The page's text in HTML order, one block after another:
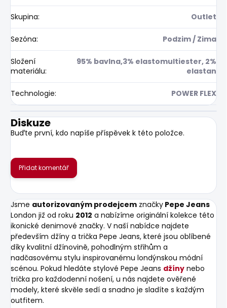
Skupina: Outlet
Sezóna: Podzim / Zima
Složení
materiálu:
95% bavlna,3% elastomultiester, 2%
elastan
Technologie: POWER FLEX
Diskuze
Buďte první, kdo napíše příspěvek k této položce.
Přidat komentář
Jsme autorizovaným prodejcem značky Pepe Jeans
London již od roku 2012 a nabízíme originální kolekce této
ikonické denimové značky. V naší nabídce najdete
především džíny a trička Pepe Jeans, které jsou oblíbené
díky kvalitní džínovině, pohodlným střihům a
nadčasovému stylu inspirovanému londýnskou módní
scénou. Pokud hledáte stylové Pepe Jeans džíny nebo
trička pro každodenní nošení, u nás najdete ověřené
modely, které skvěle sedí a snadno je sladíte s každým
outfitem.